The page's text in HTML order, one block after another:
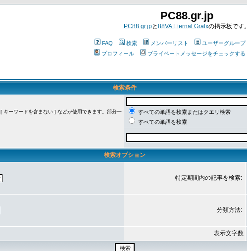
PC88.gr.jp
PC88.gr.jpと88VA Eternal Grafxの掲示板です。
FAQ 検索 メンバーリスト ユーザーグループ
プロフィール
プライベートメッセージをチェックする
検索条件
[ キーワードを含まない ] などが使用できます。部分一
すべての単語を検索またはクエリ検索
すべての単語を検索
検索オプション
特定期間内の記事を検索:
分類方法:
表示文字数